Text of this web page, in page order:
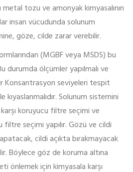
metal tozu ve amonyak kimyasalının
insan vücudunda solunum
göze, cilde zarar verebilir.
(MGBF veya MSDS) bu
durumda ölçümler yapılmalı ve
Konsantrasyon seviyeleri tespit
kıyaslanmalıdır. Solunum sistemini
koruyucu filtre seçimi ve
filtre seçimi yapılır. Gözü ve cildi
cildi açıkta bırakmayacak
Böylece göz de koruma altına
önlemek için kimyasala karşı